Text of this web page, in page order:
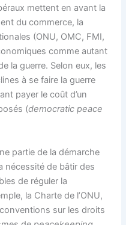
mettent en avant la
du commerce, la
(ONU, OMC, FMI,
comme autant
la guerre. Selon eux, les
à se faire la guerre
payer le coût d’un
(democratic peace
partie de la démarche
nécessité de bâtir des
de réguler la
la Charte de l’ONU,
sur les droits